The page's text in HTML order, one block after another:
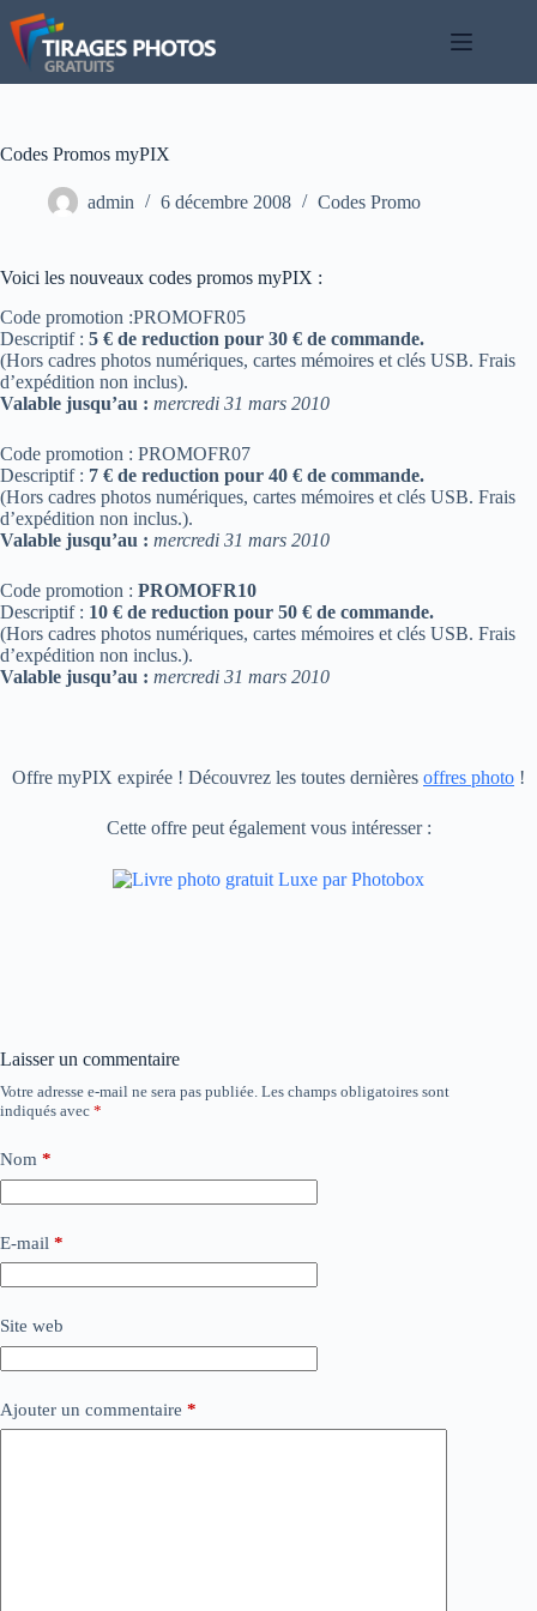
Passer
au
contenu
Codes Promos myPIX
admin 6 décembre 2008 Codes Promo
Voici les nouveaux codes promos myPIX :
Code promotion :PROMOFR05
Descriptif : 5 € de reduction pour 30 € de commande.
(Hors cadres photos numériques, cartes mémoires et clés USB. Frais
d’expédition non inclus).
Valable jusqu’au : mercredi 31 mars 2010
Code promotion : PROMOFR07
Descriptif : 7 € de reduction pour 40 € de commande.
(Hors cadres photos numériques, cartes mémoires et clés USB. Frais
d’expédition non inclus.).
Valable jusqu’au : mercredi 31 mars 2010
Code promotion : PROMOFR10
Descriptif : 10 € de reduction pour 50 € de commande.
(Hors cadres photos numériques, cartes mémoires et clés USB. Frais
d’expédition non inclus.).
Valable jusqu’au : mercredi 31 mars 2010
Offre myPIX expirée ! Découvrez les toutes dernières offres photo !
Cette offre peut également vous intéresser :
Laisser un commentaire
Votre adresse e-mail ne sera pas publiée. Les champs obligatoires sont
indiqués avec *
Nom *
E-mail *
Site web
Ajouter un commentaire *